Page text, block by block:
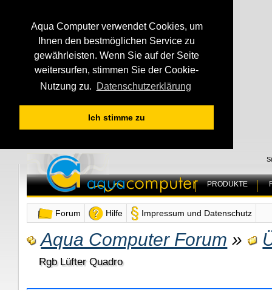
Aqua Computer verwendet Cookies, um
Ihnen den bestmöglichen Service zu
gewährleisten. Wenn Sie auf der Seite
weitersurfen, stimmen Sie der Cookie-
Nutzung zu.
Datenschutzerklärung
Ich stimme zu
PRODUKTE
Forum Hilfe Impressum und Datenschutz
Aqua Computer Forum »
Rgb Lüfter Quadro